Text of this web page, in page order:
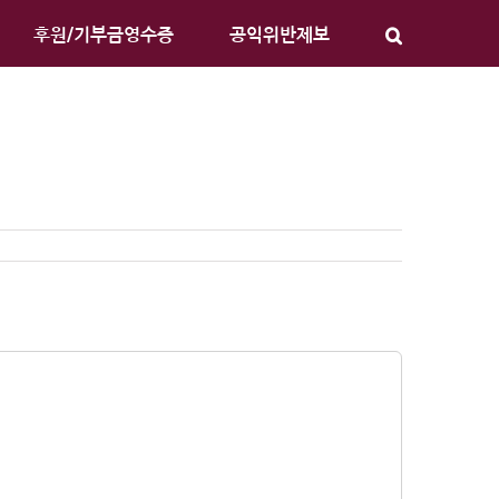
후원/기부금영수증 공익위반제보